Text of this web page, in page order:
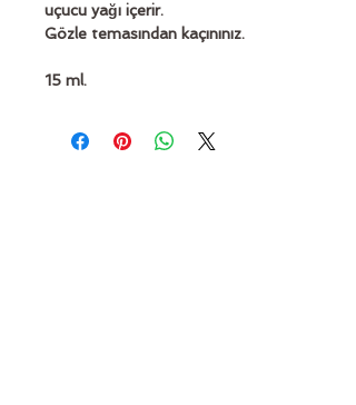
uçucu yağı içerir.
Gözle temasından kaçınınız.
15 ml.